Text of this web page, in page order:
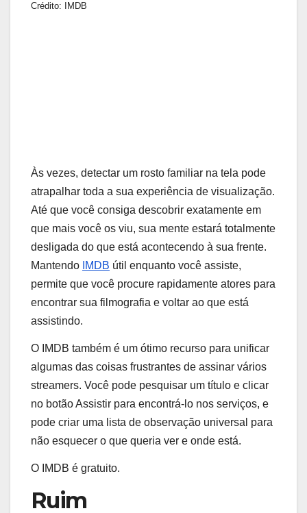
Crédito: IMDB
Às vezes, detectar um rosto familiar na tela pode
atrapalhar toda a sua experiência de visualização.
Até que você consiga descobrir exatamente em
que mais você os viu, sua mente estará totalmente
desligada do que está acontecendo à sua frente.
Mantendo IMDB útil enquanto você assiste,
permite que você procure rapidamente atores para
encontrar sua filmografia e voltar ao que está
assistindo.
O IMDB também é um ótimo recurso para unificar
algumas das coisas frustrantes de assinar vários
streamers. Você pode pesquisar um título e clicar
no botão Assistir para encontrá-lo nos serviços, e
pode criar uma lista de observação universal para
não esquecer o que queria ver e onde está.
O IMDB é gratuito.
Ruim